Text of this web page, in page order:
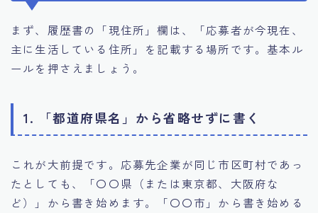
まず、履歴書の「現住所」欄は、「応募者が今現在、
主に生活している住所」を記載する場所です。基本ル
ールを押さえましょう。
1. 「都道府県名」から省略せずに書く
これが大前提です。応募先企業が同じ市区町村であっ
たとしても、「〇〇県（または東京都、大阪府な
ど）」から書き始めます。「〇〇市」から書き始める